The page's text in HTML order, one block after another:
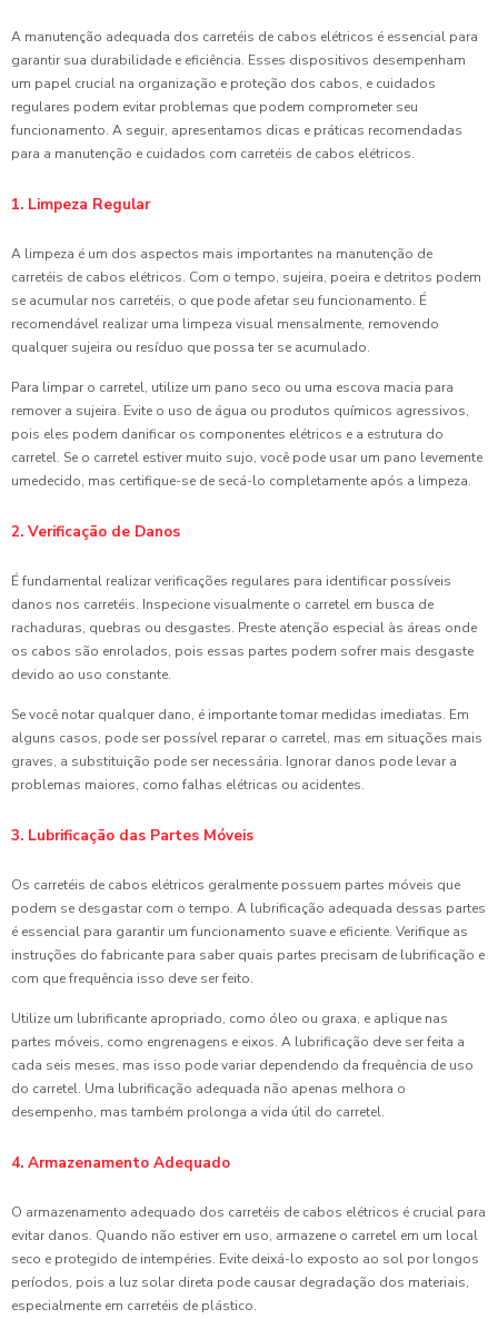
A manutenção adequada dos carretéis de cabos elétricos é essencial para
garantir sua durabilidade e eficiência. Esses dispositivos desempenham
um papel crucial na organização e proteção dos cabos, e cuidados
regulares podem evitar problemas que podem comprometer seu
funcionamento. A seguir, apresentamos dicas e práticas recomendadas
para a manutenção e cuidados com carretéis de cabos elétricos.
1. Limpeza Regular
A limpeza é um dos aspectos mais importantes na manutenção de
carretéis de cabos elétricos. Com o tempo, sujeira, poeira e detritos podem
se acumular nos carretéis, o que pode afetar seu funcionamento. É
recomendável realizar uma limpeza visual mensalmente, removendo
qualquer sujeira ou resíduo que possa ter se acumulado.
Para limpar o carretel, utilize um pano seco ou uma escova macia para
remover a sujeira. Evite o uso de água ou produtos químicos agressivos,
pois eles podem danificar os componentes elétricos e a estrutura do
carretel. Se o carretel estiver muito sujo, você pode usar um pano levemente
umedecido, mas certifique-se de secá-lo completamente após a limpeza.
2. Verificação de Danos
É fundamental realizar verificações regulares para identificar possíveis
danos nos carretéis. Inspecione visualmente o carretel em busca de
rachaduras, quebras ou desgastes. Preste atenção especial às áreas onde
os cabos são enrolados, pois essas partes podem sofrer mais desgaste
devido ao uso constante.
Se você notar qualquer dano, é importante tomar medidas imediatas. Em
alguns casos, pode ser possível reparar o carretel, mas em situações mais
graves, a substituição pode ser necessária. Ignorar danos pode levar a
problemas maiores, como falhas elétricas ou acidentes.
3. Lubrificação das Partes Móveis
Os carretéis de cabos elétricos geralmente possuem partes móveis que
podem se desgastar com o tempo. A lubrificação adequada dessas partes
é essencial para garantir um funcionamento suave e eficiente. Verifique as
instruções do fabricante para saber quais partes precisam de lubrificação e
com que frequência isso deve ser feito.
Utilize um lubrificante apropriado, como óleo ou graxa, e aplique nas
partes móveis, como engrenagens e eixos. A lubrificação deve ser feita a
cada seis meses, mas isso pode variar dependendo da frequência de uso
do carretel. Uma lubrificação adequada não apenas melhora o
desempenho, mas também prolonga a vida útil do carretel.
4. Armazenamento Adequado
O armazenamento adequado dos carretéis de cabos elétricos é crucial para
evitar danos. Quando não estiver em uso, armazene o carretel em um local
seco e protegido de intempéries. Evite deixá-lo exposto ao sol por longos
períodos, pois a luz solar direta pode causar degradação dos materiais,
especialmente em carretéis de plástico.